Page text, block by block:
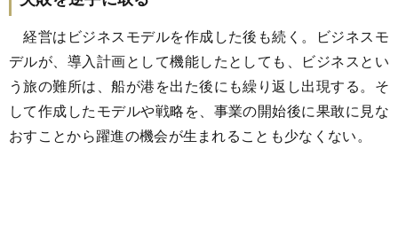
経営はビジネスモデルを作成した後も続く。ビジネスモ
デルが、導入計画として機能したとしても、ビジネスとい
う旅の難所は、船が港を出た後にも繰り返し出現する。そ
して作成したモデルや戦略を、事業の開始後に果敢に見な
おすことから躍進の機会が生まれることも少なくない。